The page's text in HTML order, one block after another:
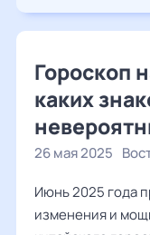
Гороскоп
каких
26 мая 2025
Июнь 2025 года
изменения и